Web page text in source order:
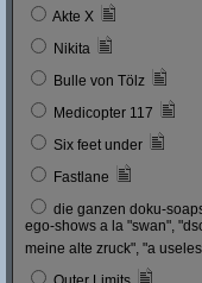
Akte X
Nikita
Bulle von Tölz
Medicopter 117
Six feet under
Fastlane
die ganzen doku-
ego-shows a la "swan",
meine alte zruck", "a